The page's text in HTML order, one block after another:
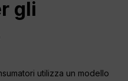
gli
utilizza un modello